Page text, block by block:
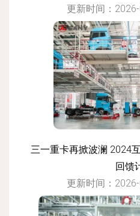
更新时间：
三一重卡再掀波澜 2024
回馈
更新时间：